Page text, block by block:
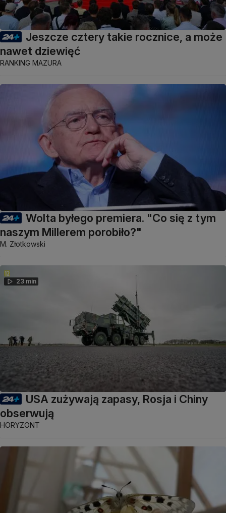
Jeszcze cztery takie rocznice, a może
nawet dziewięć
RANKING MAZURA
Wolta byłego premiera. "Co się z tym
naszym Millerem porobiło?"
M. Złotkowski
23 min
USA zużywają zapasy, Rosja i Chiny
obserwują
HORYZONT